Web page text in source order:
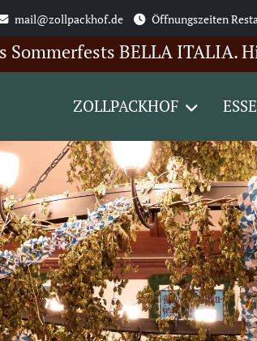
mail@zollpackhof.de Öffnungszeiten
BELLA ITALIA. Hier
ZOLLPACKHOF